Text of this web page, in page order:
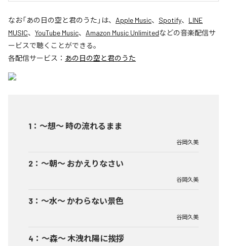
なお「あの日の空と君のうた 」は、 Apple Music、 Spotify、 LINE
MUSIC、 YouTube Music、 Amazon Music Unlimitedなどの音楽配信サ
ービスで聴くことができる。
各配信サービス： あの日の空と君のうた
1 ： ～想～ 時の流れるまま
谷岡久美
2 ： ～朝～ おかえりなさい
谷岡久美
3 ： ～水～ かわらない景色
谷岡久美
4 ： ～森～ 木洩れ陽に挨拶